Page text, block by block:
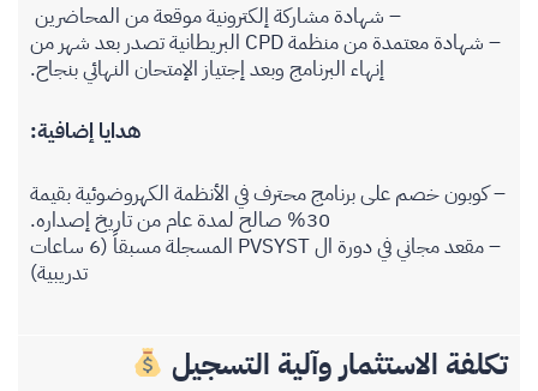
– شهادة مشاركة إلكترونية موقعة من المحاضرين
– شهادة معتمدة من منظمة CPD البريطانية تصدر بعد شهر من
إنهاء البرنامج وبعد إجتياز الإمتحان النهائي بنجاح.
هدايا إضافية:
– كوبون خصم على برنامج محترف في الأنظمة الكهروضوئية بقيمة
30% صالح لمدة عام من تاريخ إصداره.
– مقعد مجاني في دورة ال PVSYST المسجلة مسبقاً (6 ساعات
تدريبية)
تكلفة الاستثمار وآلية التسجيل